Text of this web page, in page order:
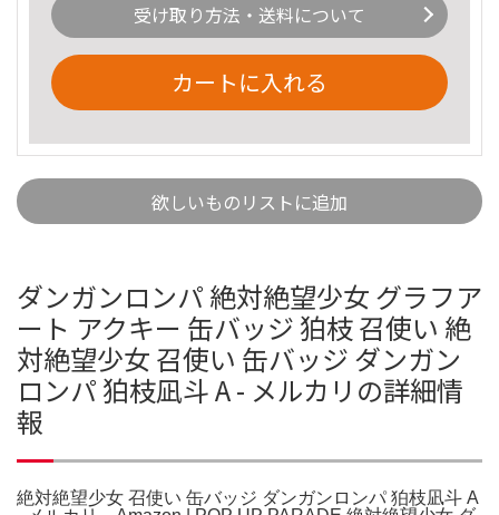
受け取り方法・送料について
カートに入れる
欲しいものリストに追加
ダンガンロンパ 絶対絶望少女 グラフア
ート アクキー 缶バッジ 狛枝 召使い 絶
対絶望少女 召使い 缶バッジ ダンガン
ロンパ 狛枝凪斗 A - メルカリの詳細情
報
絶対絶望少女 召使い 缶バッジ ダンガンロンパ 狛枝凪斗 A